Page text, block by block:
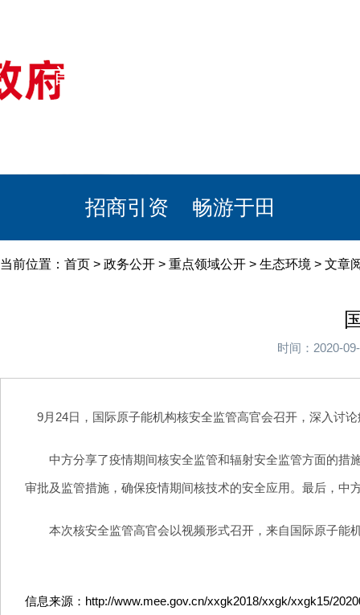
首页
招商引资 畅游于田
当前位置： 首页 > 政务公开 > 重点领域公开 > 生态环境 > 文章
时间：2020-
9月24日，国际原子能机构核安全监管高官会召开，深入讨
中方分享了疫情期间核安全监管和辐射安全监管方面的措
审批及监管措施，确保疫情期间核技术的安全应用。最后，
本次核安全监管高官会以视频形式召开，来自国际原子能
信息来源：http://www.mee.gov.cn/xxgk2018/xxgk/xxgk15/